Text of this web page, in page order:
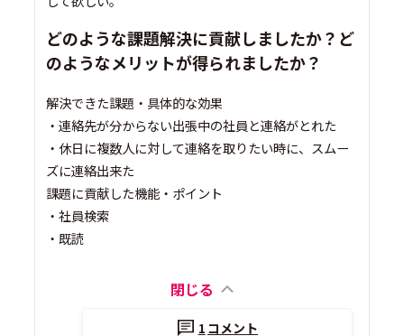
どのような課題解決に貢献しましたか？ど
のようなメリットが得られましたか？
解決できた課題・具体的な効果
・連絡先が分からない出張中の社員と連絡がとれた
・休日に複数人に対して連絡を取りたい時に、スムー
ズに連絡出来た
課題に貢献した機能・ポイント
・社員検索
・既読
閉じる
1 コメント